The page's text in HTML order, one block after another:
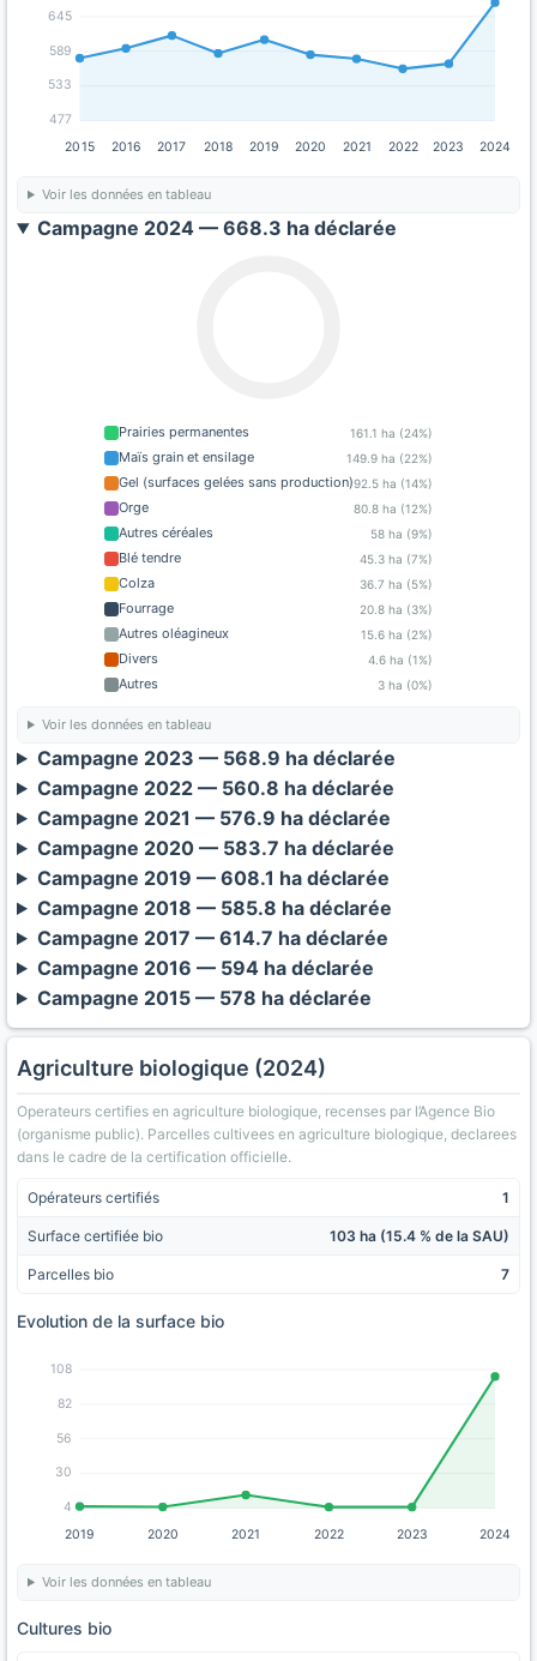
477
533
589
645
2015 2016 2017 2018 2019 2020 2021 2022 2023 2024
Voir les données en tableau
Campagne 2024 — 668.3 ha déclarée
Prairies permanentes 161.1 ha (24%)
Maïs grain et ensilage 149.9 ha (22%)
Gel (surfaces gelées sans production)92.5 ha (14%)
Orge 80.8 ha (12%)
Autres céréales 58 ha (9%)
Blé tendre 45.3 ha (7%)
Colza 36.7 ha (5%)
Fourrage 20.8 ha (3%)
Autres oléagineux 15.6 ha (2%)
Divers 4.6 ha (1%)
Autres 3 ha (0%)
Voir les données en tableau
Campagne 2023 — 568.9 ha déclarée
Campagne 2022 — 560.8 ha déclarée
Campagne 2021 — 576.9 ha déclarée
Campagne 2020 — 583.7 ha déclarée
Campagne 2019 — 608.1 ha déclarée
Campagne 2018 — 585.8 ha déclarée
Campagne 2017 — 614.7 ha déclarée
Campagne 2016 — 594 ha déclarée
Campagne 2015 — 578 ha déclarée
Agriculture biologique (2024)
Operateurs certifies en agriculture biologique, recenses par l’Agence Bio
(organisme public). Parcelles cultivees en agriculture biologique, declarees
dans le cadre de la certification officielle.
Opérateurs certifiés 1
Surface certifiée bio 103 ha (15.4 % de la SAU)
Parcelles bio 7
Evolution de la surface bio
4
30
56
82
108
2019 2020 2021 2022 2023 2024
Voir les données en tableau
Cultures bio